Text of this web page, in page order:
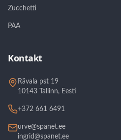
Zucchetti
PAA
Kontakt
Rävala pst 19
10143 Tallinn, Eesti
+372 661 6491
urve@spanet.ee
ingrid@spanet.ee